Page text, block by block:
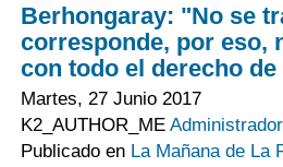
Berhongaray: "No se
corresponde, por eso,
con todo el derecho
Martes, 27 Junio 2017
K2_AUTHOR_ME Administrador
Publicado en La Mañana de La